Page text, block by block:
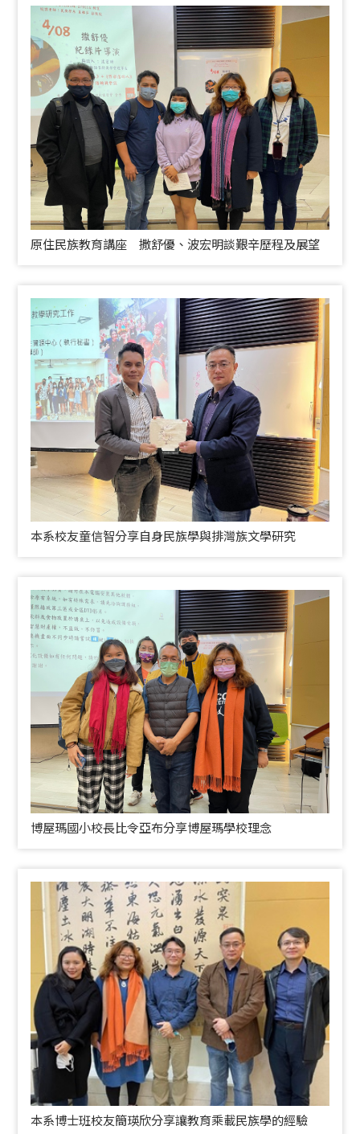
原住民族教育講座 撒舒優、波宏明談艱辛歷程及展望
本系校友童信智分享自身民族學與排灣族文學研究
博屋瑪國小校長比令亞布分享博屋瑪學校理念
本系博士班校友簡瑛欣分享讓教育乘載民族學的經驗